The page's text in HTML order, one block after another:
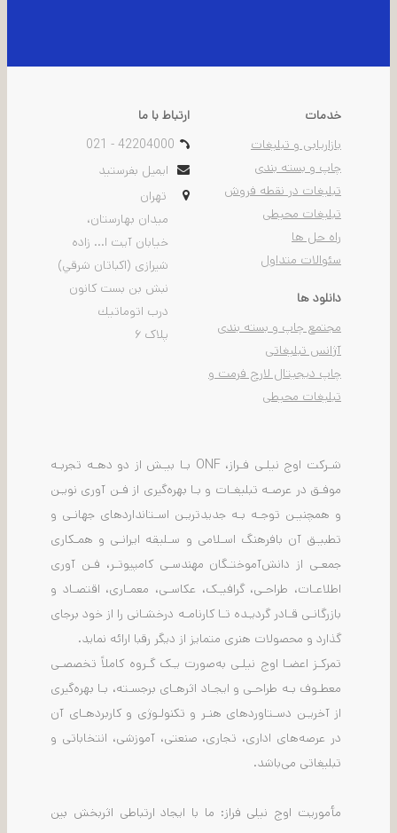
خدمات
بازاریابی و تبلیغات
چاپ و بسته بندی
تبلیغات در نقطه فروش
تبلیغات محیطی
راه حل ها
سئوالات متداول
ارتباط با ما
021 - 42204000
ایمیل بفرستید
تهران
ميدان بهارستان،
خيابان آیت ا... زاده
شیرازی (اكباتان شرقي)
نبش بن بست كانون
درب اتوماتيك
پلاک ۶
دانلود ها
مجتمع چاپ و بسته بندی
آژانس تبلیغاتی
چاپ دیجیتال لارج فرمت و
تبلیغات محیطی
شـرکت اوج نیلـی فـراز، ONF بـا بیـش از دو دهـه تجربـه
موفـق در عرصـه تبلیغـات و بـا بهره‌گیری از فـن آوری نویـن
و همچنیـن توجـه بـه جدیدتریـن اسـتانداردهای جهانـی و
تطبیـق آن بافرهنگ اسـلامی و سـلیقه ایرانـی و همـکاری
جمعـی از دانش‌آموختـگان مهندسـی کامپیوتـر، فـن آوری
اطلاعـات، طراحـی، گرافیـک، عکاسـی، معمـاری، اقتصـاد و
بازرگانـی قـادر گردیـده تـا کارنامـه درخشـانی را از خود برجای
گذارد و محصولات هنری متمایز از دیگر رقبا ارائه نماید.
تمرکـز اعضـا اوج نیلـی به‌صورت یـک گـروه کاملاً تخصصـی
معطـوف بـه طراحـی و ایجـاد اثرهـای برجسـته، بـا بهره‌گیری
از آخریـن دسـتاوردهای هنـر و تکنولـوژی و کاربردهـای آن
در عرصه‌های اداری، تجاری، صنعتی، آموزشی، انتخاباتی و
تبلیغاتی می‌باشد.
مأموریت اوج نیلی فراز: ما با ایجاد ارتباطی اثربخش بین